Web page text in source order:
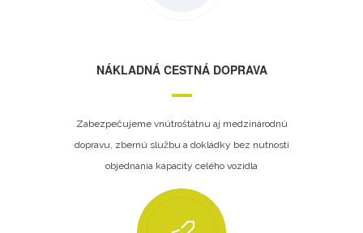
NÁKLADNÁ CESTNÁ DOPRAVA
Zabezpečujeme vnútroštátnu aj medzinárodnú
dopravu, zbernú službu a dokládky bez nutnosti
objednania kapacity celého vozidla